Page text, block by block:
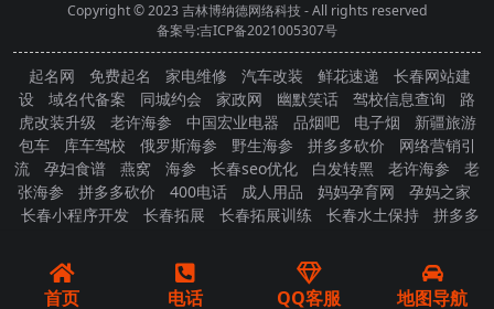
Copyright © 2023吉林博纳德网络科技- All rights reserved
备案号:吉ICP备2021005307号
起名网 免费起名 家电维修 汽车改装 鲜花速递
长春网站建
设
域名代备案 同城约会 家政网 幽默笑话 驾校信息查询
路
虎改装升级
老许海参 中国宏业电器 品烟吧 电子烟
新疆旅游
包车
库车驾校 俄罗斯海参 野生海参 拼多多砍价
网络营销引
流
孕妇食谱 燕窝 海参 长春seo优化 白发转黑 老许海参
老
张海参
拼多多砍价 400电话 成人用品 妈妈孕育网
孕妈之家
长春小程序开发
长春拓展 长春拓展训练 长春水土保持
拼多多
首页 电话 QQ客服 地图导航